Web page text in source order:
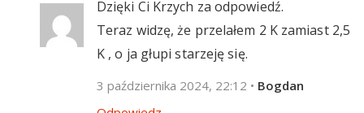
Dzięki Ci Krzych za odpowiedź.
Teraz widzę, że przelałem 2 K zamiast 2,5
K , o ja głupi starzeję się.
3 października 2024, 22:12 • Bogdan